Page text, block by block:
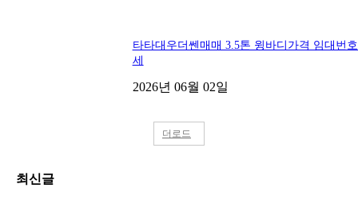
타타대우더쎈매매 3.5톤 윙바디가격 임대번
세
2026년 06월 02일
더로드
최신글